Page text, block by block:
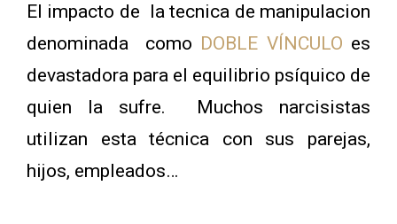
El impacto de la tecnica de manipulacion
denominada como DOBLE VÍNCULO es
devastadora para el equilibrio psíquico de
quien la sufre. Muchos narcisistas
utilizan esta técnica con sus parejas,
hijos, empleados…